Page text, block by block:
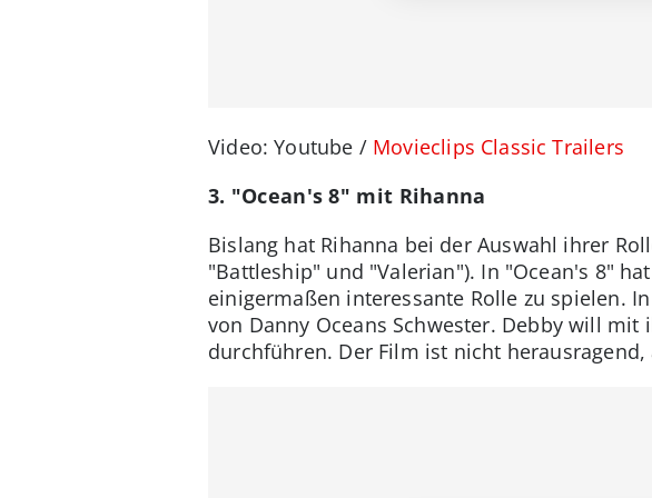
Video: Youtube /Movieclips Classic Trailers
3. "Ocean's 8" mit Rihanna
Bislang hat Rihanna bei der Auswahl ihrer
"Battleship" und "Valerian"). In "Ocean's 8"
einigermaßen interessante Rolle zu spielen.
von Danny Oceans Schwester. Debby will mit
durchführen. Der Film ist nicht